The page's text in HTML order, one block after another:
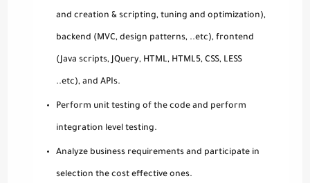
and creation & scripting, tuning and optimization),
backend (MVC, design patterns, ..etc), frontend
(Java scripts, JQuery, HTML, HTML5, CSS, LESS
..etc), and APIs.
Perform unit testing of the code and perform
integration level testing.
Analyze business requirements and participate in
selection the cost effective ones.